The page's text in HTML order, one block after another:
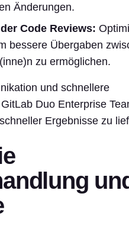
Änderungen.
Code Reviews:
bessere Übergaben
zu ermöglichen.
und schnellere
Duo Enterprise
Ergebnisse zu